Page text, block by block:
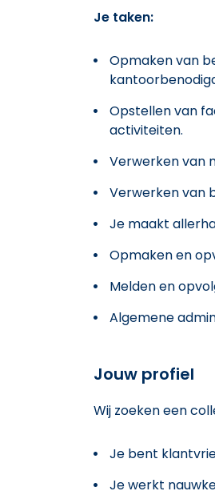
Je taken:
Opmaken van
Opstellen van
activiteiten.
Verwerken van
Verwerken van
Je maakt
Opmaken en
Melden en
Algemene
Jouw profiel
Wij zoeken een
Je bent
Je werkt